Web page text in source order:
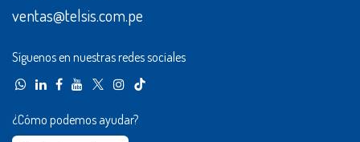
ventas@telsis.com.pe
Síguenos en nuestras redes sociales
¿Cómo podemos ayudar?